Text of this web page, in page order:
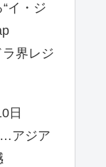
イ・ジ
界レジ
日
…アジア